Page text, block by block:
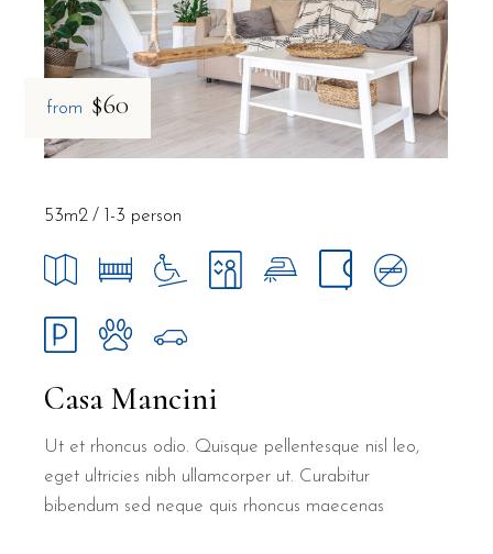
from $60
Casa Mancini
Ut et rhoncus odio. Quisque pellentesque nisl leo,
eget ultricies nibh ullamcorper ut. Curabitur
bibendum sed neque quis rhoncus maecenas
53m2 1-3 person